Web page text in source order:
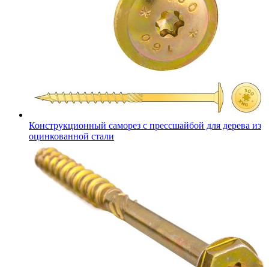
Конструкционный саморез с прессшайбой для дерева из
оцинкованной стали